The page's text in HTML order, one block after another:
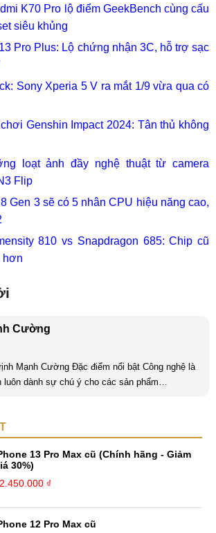
K70 Pro lộ điểm GeekBench cùng cấu
siêu khủng
Pro Plus: Lộ chứng nhận 3C, hỗ trợ sạc
Sony Xperia 5 V ra mắt 1/9 vừa qua có
Genshin Impact 2024: Tân thủ không
loạt ảnh đầy nghệ thuật từ camera
Flip
Gen 3 sẽ có 5 nhân CPU hiệu năng cao,
810 vs Snapdragon 685: Chip cũ
hơn
Cường
điểm nổi bật Công nghệ là
luôn dành sự chú ý cho các sản phẩm
vị. Tinh thần tự giác và sự chuyên nghiệp là
13 Pro Max cũ (Chính hãng - Giảm
30%)
₫
12 Pro Max cũ